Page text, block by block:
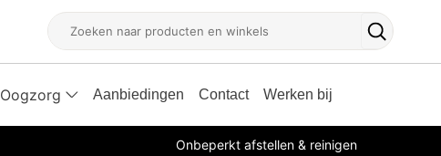
Zoeken
Zoekknop
Oogzorg Aanbiedingen Contact Werken bij
Onbeperkt afstellen & reinigen